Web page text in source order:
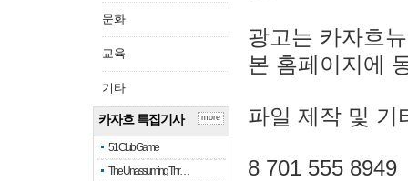
문화
교육
기타
카자흐 특집기사
51 Club Game
The Unassuming Thr…
more
광고는 카자흐
본 홈페이지에
파일 제작 및 기
8 701 555 8949